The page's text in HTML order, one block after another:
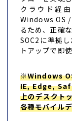
クラウド経
Windows OS /
るため、正確
SOC2に準拠
トアップで即
※Windows
IE, Edge,
上のデスクト
各種モバイル